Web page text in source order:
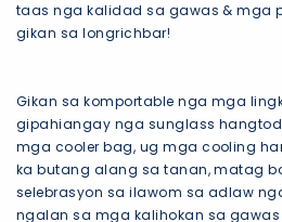
taas nga kalidad sa gawas & mga
gikan sa longrichbar!
Gikan sa komportable nga mga
gipahiangay nga sunglass
mga cooler bag, ug mga cooling
ka butang alang sa tanan, matag
selebrasyon sa ilawom sa adlaw
ngalan sa mga kalihokan sa